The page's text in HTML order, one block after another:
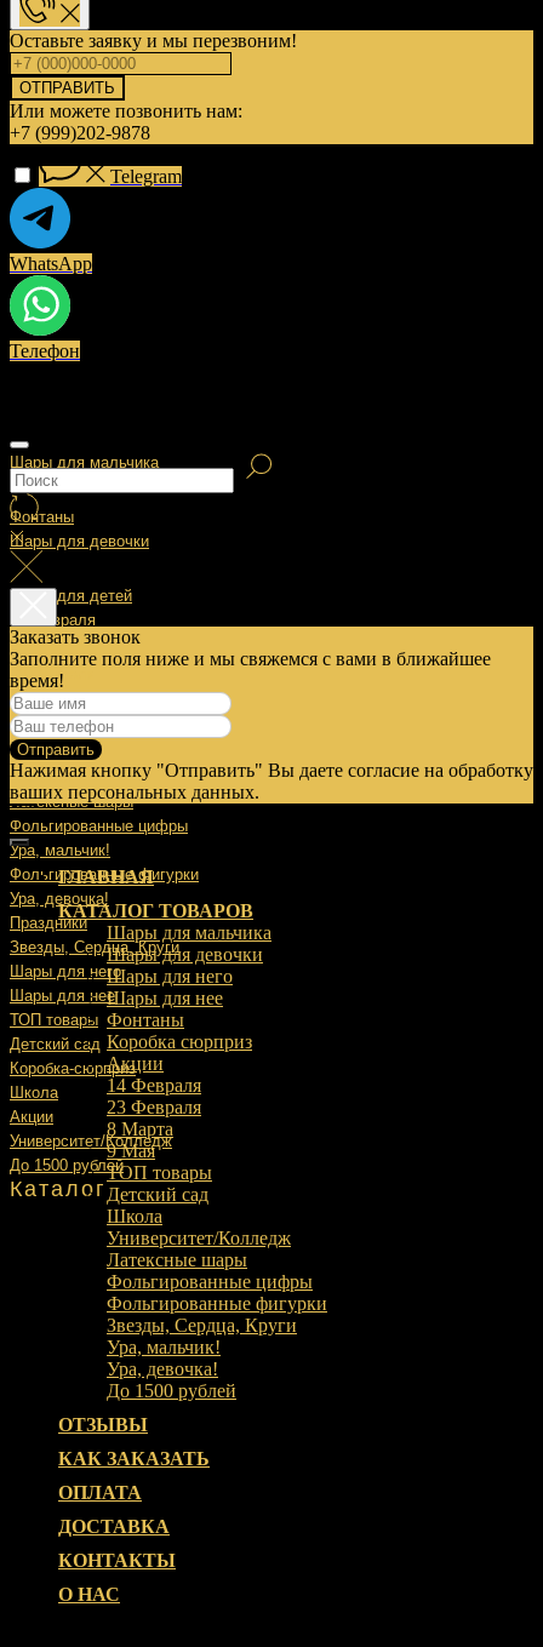
Шары для мальчика
Фонтаны
Шары для девочки
Шары для детей
14 Февраля
23 Февраля
8 Марта
9 Мая
Выписка
Латексные шары
Фольгированные цифры
Ура, мальчик!
Фольгированные фигурки
Ура, девочка!
Праздники
Звезды, Сердца, Круги
Шары для него
Шары для нее
ТОП товары
Детский сад
Коробка-сюрприз
Школа
Акции
Университет/Колледж
До 1500 рублей
Каталог
Оставьте заявку и мы перезвоним!
ОТПРАВИТЬ
Или можете позвонить нам:
+7 (999)202-9878
Telegram
WhatsApp
Телефон
Заказать звонок
Заполните поля ниже и мы свяжемся с вами в ближайшее
время!
Отправить
Нажимая кнопку "Отправить" Вы даете согласие на обработку
ваших персональных данных.
ГЛАВНАЯ
КАТАЛОГ ТОВАРОВ
Шары для мальчика
Шары для девочки
Шары для него
Шары для нее
Фонтаны
Коробка сюрприз
Акции
14 Февраля
23 Февраля
8 Марта
9 Мая
ТОП товары
Детский сад
Школа
Университет/Колледж
Латексные шары
Фольгированные цифры
Фольгированные фигурки
Звезды, Сердца, Круги
Ура, мальчик!
Ура, девочка!
До 1500 рублей
ОТЗЫВЫ
КАК ЗАКАЗАТЬ
ОПЛАТА
ДОСТАВКА
КОНТАКТЫ
О НАС